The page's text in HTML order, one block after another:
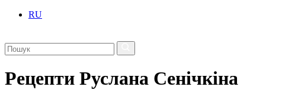
RU
Рецепти Руслана Сенічкіна